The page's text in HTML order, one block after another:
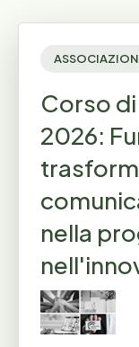
Corso
2026:
nella